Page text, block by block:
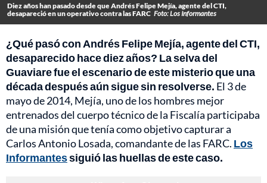
Diez años han pasado desde que Andrés Felipe Mejía, agente del CTI,
desapareció en un operativo contra las FARC Foto: Los Informantes
¿Qué pasó con Andrés Felipe Mejía, agente del CTI,
desaparecido hace diez años? La selva del
Guaviare fue el escenario de este misterio que una
década después aún sigue sin resolverse. El 3 de
mayo de 2014, Mejía, uno de los hombres mejor
entrenados del cuerpo técnico de la Fiscalía participaba
de una misión que tenía como objetivo capturar a
Carlos Antonio Losada, comandante de las FARC. Los
Informantessiguió las huellas de este caso.